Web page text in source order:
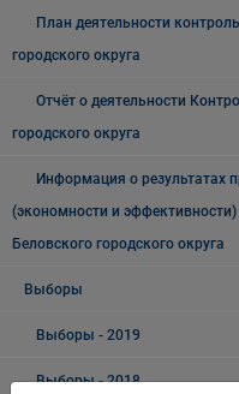
План деятельности
городского округа
Отчёт о деятельности
городского округа
Информация о результатах
(экономности и
Беловского городского округа
Выборы
Выборы - 2019
Выборы - 2018